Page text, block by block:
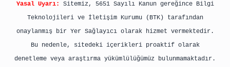
Yasal Uyarı:
Sitemiz, 5651 Sayılı Kanun gereğince Bilgi
Teknolojileri ve İletişim Kurumu (BTK) tarafından
onaylanmış bir Yer Sağlayıcı olarak hizmet vermektedir.
Bu nedenle, sitedeki içerikleri proaktif olarak
denetleme veya araştırma yükümlülüğümüz bulunmamaktadır.